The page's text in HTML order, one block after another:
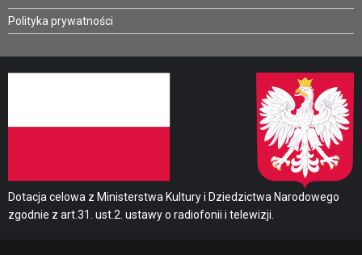
Polityka prywatności
Dotacja celowa z Ministerstwa Kultury i Dziedzictwa Narodowego
zgodnie z art.31. ust.2. ustawy o radiofonii i telewizji.